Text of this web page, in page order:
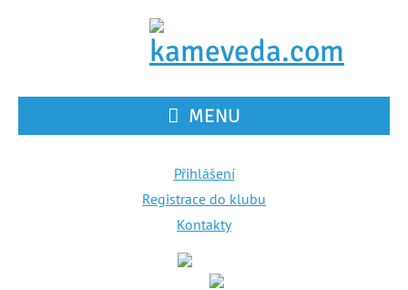
MENU
Přihlášení
Registrace do klubu
Kontakty